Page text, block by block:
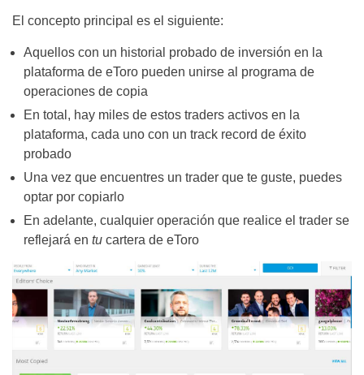
El concepto principal es el siguiente:
Aquellos con un historial probado de inversión en la
plataforma de eToro pueden unirse al programa de
operaciones de copia
En total, hay miles de estos traders activos en la
plataforma, cada uno con un track record de éxito
probado
Una vez que encuentres un trader que te guste, puedes
optar por copiarlo
En adelante, cualquier operación que realice el trader se
reflejará en tu cartera de eToro